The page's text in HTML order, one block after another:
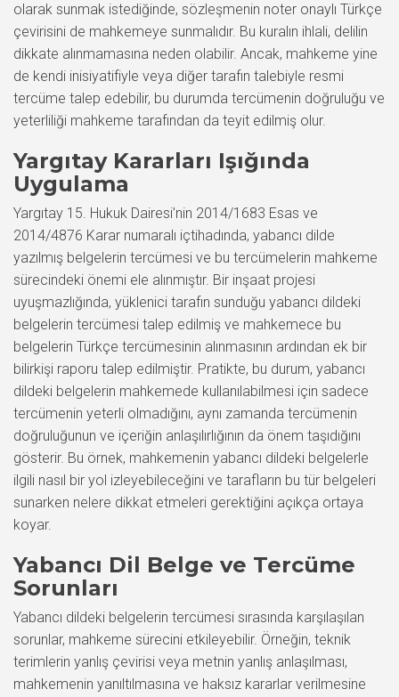
olarak sunmak istediğinde, sözleşmenin noter onaylı Türkçe
çevirisini de mahkemeye sunmalıdır. Bu kuralın ihlali, delilin
dikkate alınmamasına neden olabilir. Ancak, mahkeme yine
de kendi inisiyatifiyle veya diğer tarafın talebiyle resmi
tercüme talep edebilir, bu durumda tercümenin doğruluğu ve
yeterliliği mahkeme tarafından da teyit edilmiş olur.
Yargıtay Kararları Işığında
Uygulama
Yargıtay 15. Hukuk Dairesi’nin 2014/1683 Esas ve
2014/4876 Karar numaralı içtihadında, yabancı dilde
yazılmış belgelerin tercümesi ve bu tercümelerin mahkeme
sürecindeki önemi ele alınmıştır. Bir inşaat projesi
uyuşmazlığında, yüklenici tarafın sunduğu yabancı dildeki
belgelerin tercümesi talep edilmiş ve mahkemece bu
belgelerin Türkçe tercümesinin alınmasının ardından ek bir
bilirkişi raporu talep edilmiştir. Pratikte, bu durum, yabancı
dildeki belgelerin mahkemede kullanılabilmesi için sadece
tercümenin yeterli olmadığını, aynı zamanda tercümenin
doğruluğunun ve içeriğin anlaşılırlığının da önem taşıdığını
gösterir. Bu örnek, mahkemenin yabancı dildeki belgelerle
ilgili nasıl bir yol izleyebileceğini ve tarafların bu tür belgeleri
sunarken nelere dikkat etmeleri gerektiğini açıkça ortaya
koyar.
Yabancı Dil Belge ve Tercüme
Sorunları
Yabancı dildeki belgelerin tercümesi sırasında karşılaşılan
sorunlar, mahkeme sürecini etkileyebilir. Örneğin, teknik
terimlerin yanlış çevirisi veya metnin yanlış anlaşılması,
mahkemenin yanıltılmasına ve haksız kararlar verilmesine